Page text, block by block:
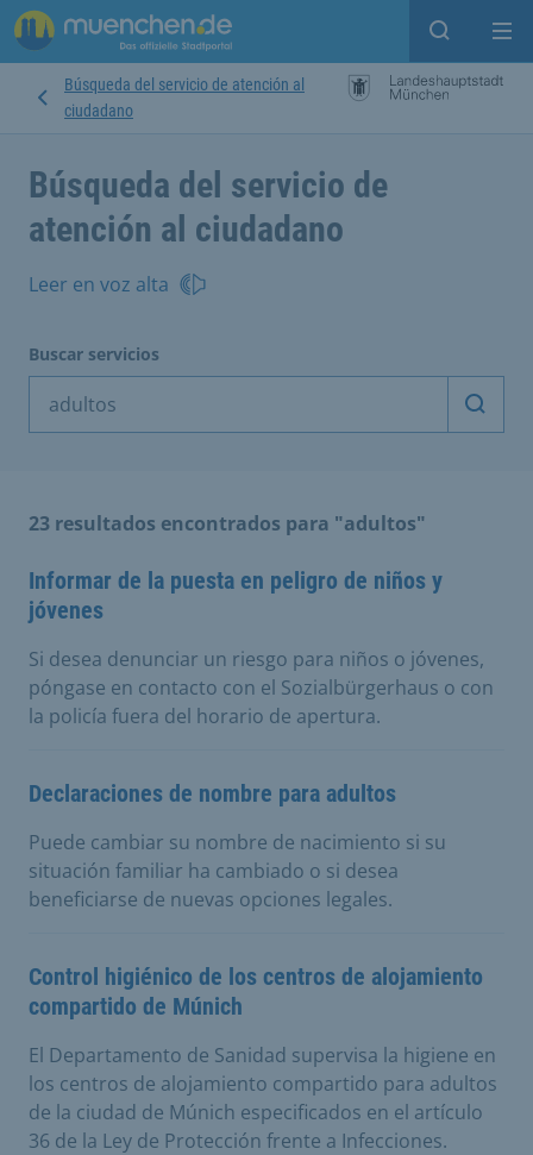
Open
Búsqueda del servicio de atención al
ciudadano
Búsqueda del servicio de
atención al ciudadano
Leer en voz alta
Buscar servicios
23 resultados encontrados para "adultos"
Informar de la puesta en peligro de niños y
jóvenes
Si desea denunciar un riesgo para niños o jóvenes,
póngase en contacto con el Sozialbürgerhaus o con
la policía fuera del horario de apertura.
Declaraciones de nombre para adultos
Puede cambiar su nombre de nacimiento si su
situación familiar ha cambiado o si desea
beneficiarse de nuevas opciones legales.
Control higiénico de los centros de alojamiento
compartido de Múnich
El Departamento de Sanidad supervisa la higiene en
los centros de alojamiento compartido para adultos
de la ciudad de Múnich especificados en el artículo
36 de la Ley de Protección frente a Infecciones.